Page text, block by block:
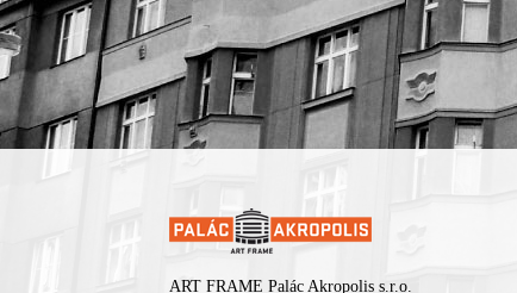
ART FRAME Palác Akropolis s.r.o.